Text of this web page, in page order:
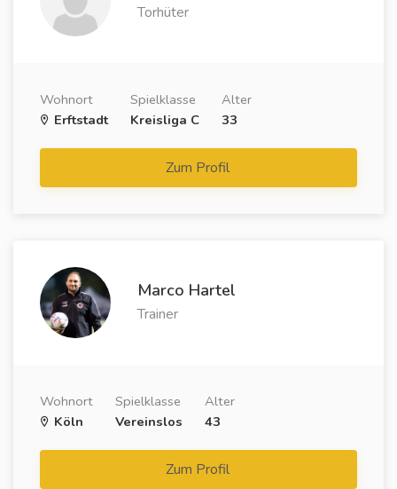
Torhüter
Wohnort
Erftstadt
Spielklasse
Kreisliga C
Alter
33
Zum Profil
Marco Hartel
Trainer
Wohnort
Köln
Spielklasse
Vereinslos
Alter
43
Zum Profil